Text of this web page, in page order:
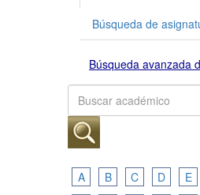
Búsqueda de
A B C D E